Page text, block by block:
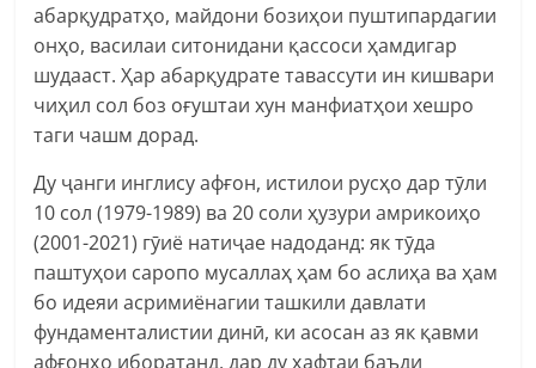
абарқудратҳо, майдони бозиҳои пуштипардагии
онҳо, василаи ситонидани қассоси ҳамдигар
шудааст. Ҳар абарқудрате тавассути ин кишвари
чиҳил сол боз оғуштаи хун манфиатҳои хешро
таги чашм дорад.
Ду ҷанги инглису афғон, истилои русҳо дар тӯли
10 сол (1979-1989) ва 20 соли ҳузури амрикоиҳо
(2001-2021) гӯиё натиҷае надоданд: як тӯда
паштуҳои саропо мусаллаҳ ҳам бо аслиҳа ва ҳам
бо идеяи асримиёнагии ташкили давлати
фундаменталистии динӣ, ки асосан аз як қавми
афғонҳо иборатанд, дар ду ҳафтаи баъди